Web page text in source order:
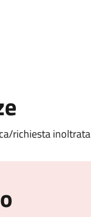
richiesta